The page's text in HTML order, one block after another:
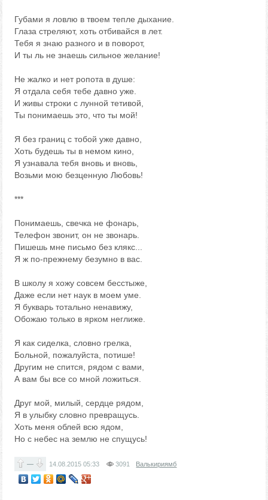
Губами я ловлю в твоем тепле дыхание.
Глаза стреляют, хоть отбивайся в лет.
Тебя я знаю разного и в поворот,
И ты ль не знаешь сильное желание!
Не жалко и нет ропота в душе:
Я отдала себя тебе давно уже.
И живы строки с лунной тетивой,
Ты понимаешь это, что ты мой!
Я без границ с тобой уже давно,
Хоть будешь ты в немом кино,
Я узнавала тебя вновь и вновь,
Возьми мою безценную Любовь!
***
Понимаешь, свечка не фонарь,
Телефон звонит, он не звонарь.
Пишешь мне письмо без клякс...
Я ж по-прежнему безумно в вас.
В школу я хожу совсем бесстыже,
Даже если нет наук в моем уме.
Я букварь тотально ненавижу,
Обожаю только в ярком неглиже.
Я как сиделка, словно грелка,
Больной, пожалуйста, потише!
Другим не спится, рядом с вами,
А вам бы все со мной ложиться.
Друг мой, милый, сердце рядом,
Я в улыбку словно превращусь.
Хоть меня облей всю ядом,
Но с небес на землю не спущусь!
— 14.08.201505:33 3091 Валькириямб